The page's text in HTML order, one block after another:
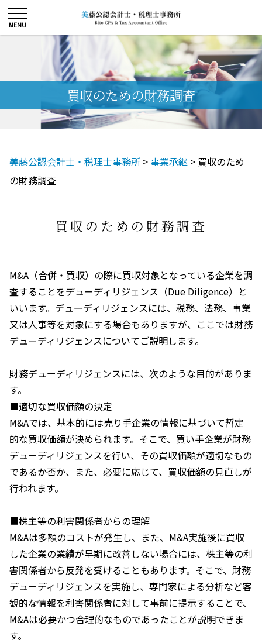
買収のための財務調査
美藤公認会計士・税理士事務所 > 事業承継 > 買収のため
の財務調査
買収のための財務調査
M&A（合併・買収）の際に買収対象となっている企業を調
査することをデューディリジェンス（Due Diligence）と
いいます。デューディリジェンスには、税務、法務、事業
又は人事等を対象にする場合もありますが、ここでは財務
デューディリジェンスについてご説明します。
財務デューディリジェンスには、次のような目的がありま
す。
■適切な買収価額の決定
M&Aでは、基本的には売り手企業の情報に基づいて暫定
的な買収価額が決められます。そこで、買い手企業が財務
デューディリジェンスを行い、その買収価額が適切なもの
であるか否か、また、必要に応じて、買収価額の見直しが
行われます。
■株主等の利害関係者からの理解
M&Aは多額のコストが発生し、また、M&A実施後に買収
した企業の業績が早期に改善しない場合には、株主等の利
害関係者から反発を受けることもあります。そこで、財務
デューディリジェンスを実施し、専門家による分析など客
観的な情報を利害関係者に対して事前に提示することで、
M&Aは必要かつ合理的なものであったことが説明できま
す。